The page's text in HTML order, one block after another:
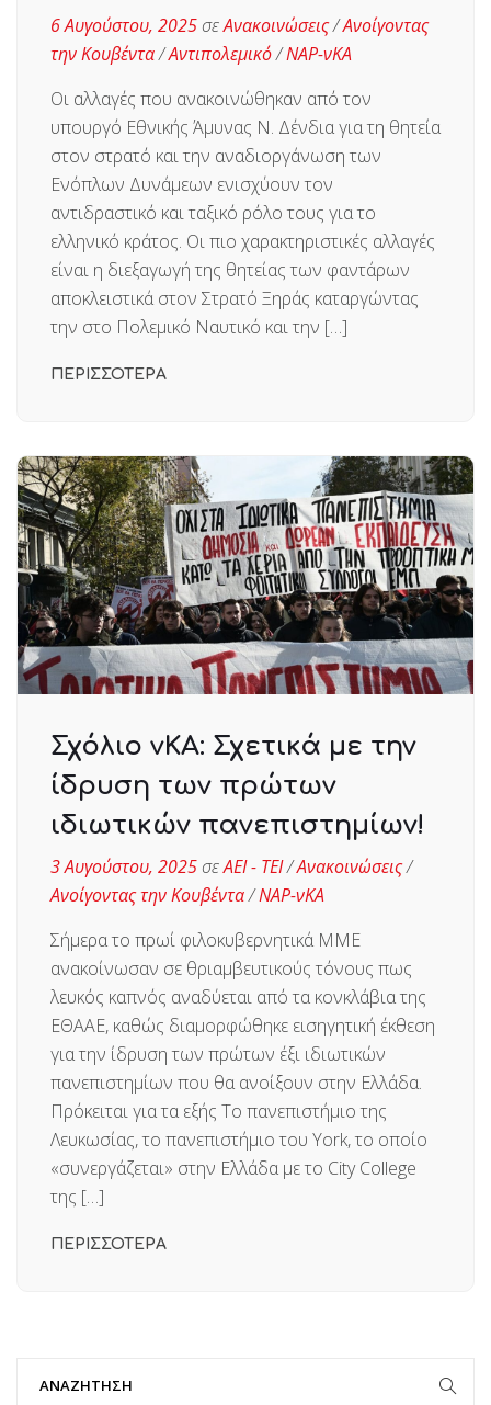
6 Αυγούστου, 2025σεΑνακοινώσεις/Ανοίγοντας
την Κουβέντα/Αντιπολεμικό/ΝΑΡ-νΚΑ
Οι αλλαγές που ανακοινώθηκαν από τον
υπουργό Εθνικής Άμυνας Ν. Δένδια για τη θητεία
στον στρατό και την αναδιοργάνωση των
Ενόπλων Δυνάμεων ενισχύουν τον
αντιδραστικό και ταξικό ρόλο τους για το
ελληνικό κράτος. Οι πιο χαρακτηριστικές αλλαγές
είναι η διεξαγωγή της θητείας των φαντάρων
αποκλειστικά στον Στρατό Ξηράς καταργώντας
την στο Πολεμικό Ναυτικό και την […]
ΠΕΡΙΣΣΟΤΕΡΑ
Σχόλιο νΚΑ: Σχετικά με την
ίδρυση των πρώτων
ιδιωτικών πανεπιστημίων!
3 Αυγούστου, 2025σεΑΕΙ - ΤΕΙ/Ανακοινώσεις/
Ανοίγοντας την Κουβέντα/ΝΑΡ-νΚΑ
Σήμερα το πρωί φιλοκυβερνητικά ΜΜΕ
ανακοίνωσαν σε θριαμβευτικούς τόνους πως
λευκός καπνός αναδύεται από τα κονκλάβια της
ΕΘΑΑΕ, καθώς διαμορφώθηκε εισηγητική έκθεση
για την ίδρυση των πρώτων έξι ιδιωτικών
πανεπιστημίων που θα ανοίξουν στην Ελλάδα.
Πρόκειται για τα εξής Το πανεπιστήμιο της
Λευκωσίας, το πανεπιστήμιο του York, το οποίο
«συνεργάζεται» στην Ελλάδα με το City College
της […]
ΠΕΡΙΣΣΟΤΕΡΑ